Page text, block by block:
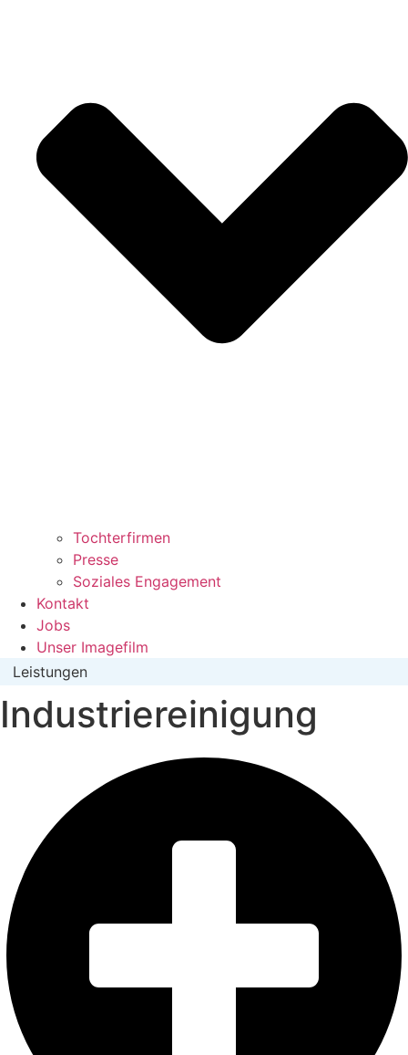
Tochterfirmen
Presse
Soziales Engagement
Kontakt
Jobs
Unser Imagefilm
Leistungen
Industriereinigung